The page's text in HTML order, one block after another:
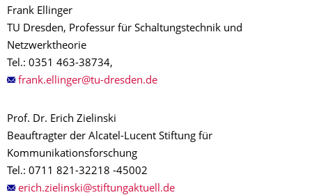
Frank Ellinger
TU Dresden, Professur für Schaltungstechnik und
Netzwerktheorie
Tel.: 0351 463-38734,
Prof. Dr. Erich Zielinski
Beauftragter der Alcatel-Lucent Stiftung für
Kommunikationsforschung
Tel.: 0711 821-32218 -45002